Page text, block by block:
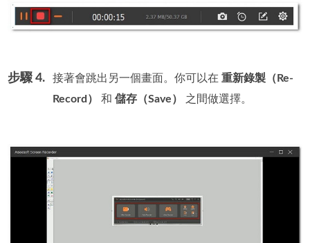
步驟 4. 接著會跳出另一個畫面。你可以在重新錄製（Re-
Record）
和儲存（Save） 之間做選擇。